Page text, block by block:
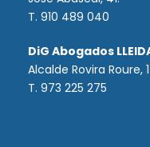
T. 910 489 040
DiG Abogados
Alcalde Rovira Roure,
T. 973 225 275